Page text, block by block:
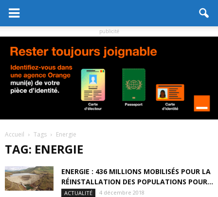
publicité
Accueil Tags Energie
TAG: ENERGIE
ENERGIE : 436 MILLIONS MOBILISÉS POUR LA
RÉINSTALLATION DES POPULATIONS POUR...
ACTUALITÉ 4 décembre 2018